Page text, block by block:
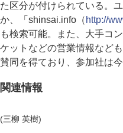
た区分が付けられている。
か、「shinsai.info（ http://
も検索可能。また、大手コ
ケットなどの営業情報など
賛同を得ており、参加社は
関連情報
(三柳 英樹)